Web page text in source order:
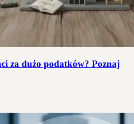
za dużo podatków? Poznaj